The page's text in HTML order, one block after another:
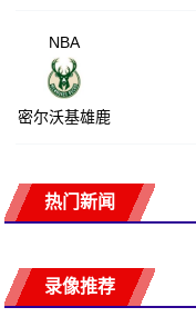
NBA
密尔沃基雄鹿
热门新闻
录像推荐